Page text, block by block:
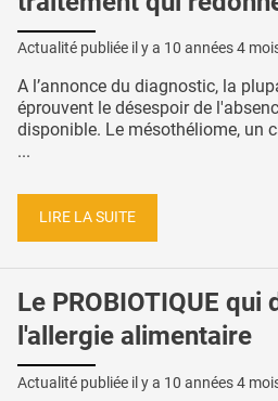
Actualité publiée il y a 10 années 4
A l’annonce du diagnostic, la
éprouvent le désespoir de
disponible. Le mésothéliome, un
...
LIRE LA SUITE
Le PROBIOTIQUE qui
l'allergie alimentaire
Actualité publiée il y a 10 années 4